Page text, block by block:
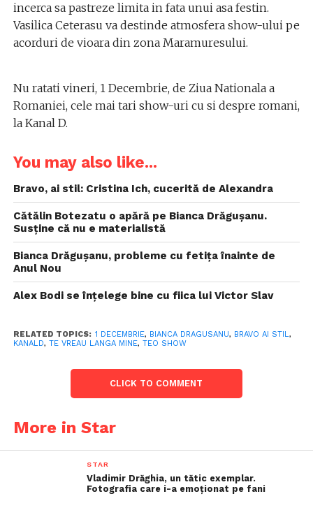
incerca sa pastreze limita in fata unui asa festin.
Vasilica Ceterasu va destinde atmosfera show-ului pe
acorduri de vioara din zona Maramuresului.
Nu ratati vineri, 1 Decembrie, de Ziua Nationala a
Romaniei, cele mai tari show-uri cu si despre romani,
la Kanal D.
You may also like...
Bravo, ai stil: Cristina Ich, cucerită de Alexandra
Cătălin Botezatu o apără pe Bianca Drăgușanu.
Susține că nu e materialistă
Bianca Drăgușanu, probleme cu fetița înainte de
Anul Nou
Alex Bodi se înțelege bine cu fiica lui Victor Slav
RELATED TOPICS: 1 DECEMBRIE, BIANCA DRAGUSANU, BRAVO AI STIL,
KANALD, TE VREAU LANGA MINE, TEO SHOW
CLICK TO COMMENT
More in Star
STAR
Vladimir Drăghia, un tătic exemplar.
Fotografia care i-a emoționat pe fani